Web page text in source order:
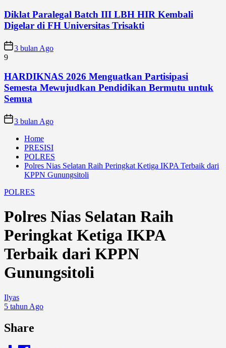
Diklat Paralegal Batch III LBH HIR Kembali
Digelar di FH Universitas Trisakti
3 bulan Ago
9
HARDIKNAS 2026 Menguatkan Partisipasi
Semesta Mewujudkan Pendidikan Bermutu untuk
Semua
3 bulan Ago
Home
PRESISI
POLRES
Polres Nias Selatan Raih Peringkat Ketiga IKPA Terbaik dari
KPPN Gunungsitoli
POLRES
Polres Nias Selatan Raih
Peringkat Ketiga IKPA
Terbaik dari KPPN
Gunungsitoli
Ilyas
5 tahun Ago
Share